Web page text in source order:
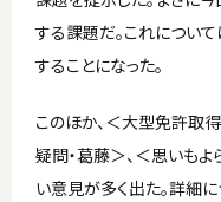
する課題だ。これについ
することになった。
このほか、＜大型免許取
疑問・葛藤＞、＜思いも
い意見が多く出た。詳細